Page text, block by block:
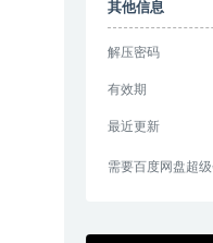
其他信息
解压密码
有效期
最近更新
需要百度网盘超